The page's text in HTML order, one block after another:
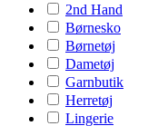
2nd Hand
Børnesko
Børnetøj
Dametøj
Garnbutik
Herretøj
Lingerie